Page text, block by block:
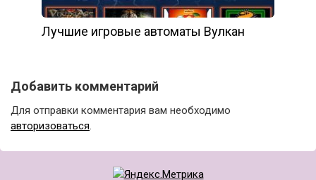
Лучшие игровые автоматы Вулкан
Добавить комментарий
Для отправки комментария вам необходимо
авторизоваться.